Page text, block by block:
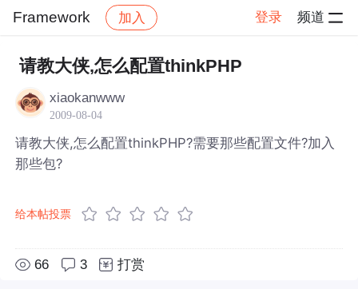
Framework 加入 登录 频道
社区 Framework 帖子详情
请教大侠,怎么配置thinkPHP
xiaokanwww
2009-08-04
请教大侠,怎么配置thinkPHP?需要那些配置文件?加入
那些包?
给本帖投票
66 3 打赏